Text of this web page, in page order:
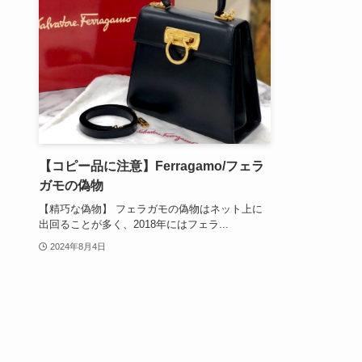
【コピー品に注意】Ferragamo/フェラ
ガモの偽物
【精巧な偽物】 フェラガモの偽物はネット上に
出回ることが多く、2018年にはフェラ...
2024年8月4日